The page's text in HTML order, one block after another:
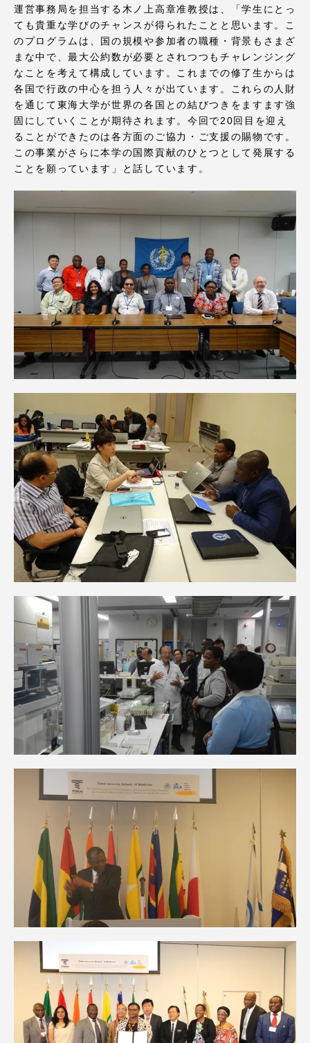
運営事務局を担当する木ノ上高章准教授は、「学生にとっ
ても貴重な学びのチャンスが得られたことと思います。こ
のプログラムは、国の規模や参加者の職種・背景もさまざ
まな中で、最大公約数が必要とされつつもチャレンジング
なことを考えて構成しています。これまでの修了生からは
各国で行政の中心を担う人々が出ています。これらの人財
を通じて東海大学が世界の各国との結びつきをますます強
固にしていくことが期待されます。今回で20回目を迎え
ることができたのは各方面のご協力・ご支援の賜物です。
この事業がさらに本学の国際貢献のひとつとして発展する
ことを願っています」と話しています。
認証評価
教育研究上の目的及び養成する人材像と３つの
ポリシー
資料請求 お問い合わせ
在学生・保護者向けポータル（TIPS） 本学教職員向け情報
中文